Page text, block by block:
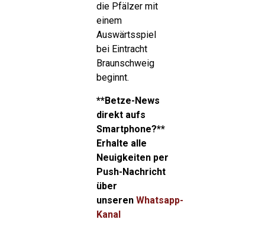
die Pfälzer mit
einem
Auswärtsspiel
bei Eintracht
Braunschweig
beginnt.
**Betze-News
direkt aufs
Smartphone?**
Erhalte alle
Neuigkeiten per
Push-Nachricht
über
unseren Whatsapp-
Kanal